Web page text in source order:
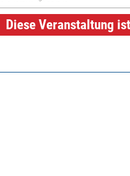
Diese Veranstaltung